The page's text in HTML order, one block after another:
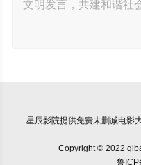
星辰影院提供免费未删减电影
Copyright © 2022
鲁